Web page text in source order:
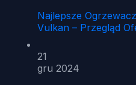
Najlepsze
Vulkan – Przegląd
21
gru 2024